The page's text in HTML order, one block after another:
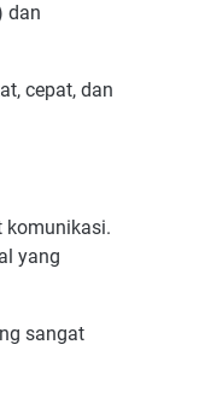
dan
cepat, dan
komunikasi.
yang
sangat